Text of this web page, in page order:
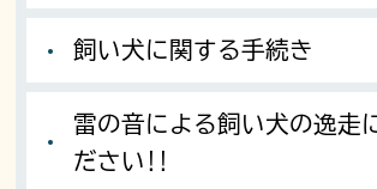
飼い犬に関する手続き
雷の音による飼い犬の逸走
ださい!!